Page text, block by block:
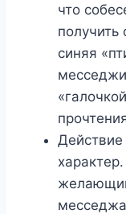
что
получить
синяя